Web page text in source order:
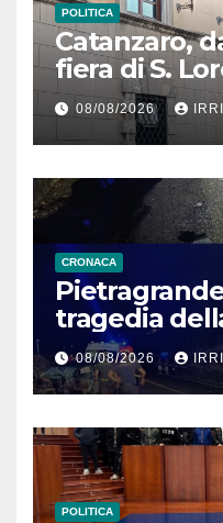
POLITICA
Catanzaro,
fiera di S.
Calabria
cabaret di
08/08/2026
CRONACA
tragedia
secondo
Morte sulla
08/08/2026
POLITICA